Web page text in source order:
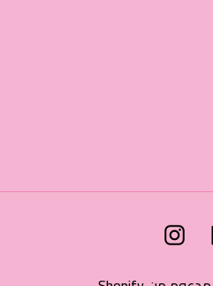
Facebook
Instagram